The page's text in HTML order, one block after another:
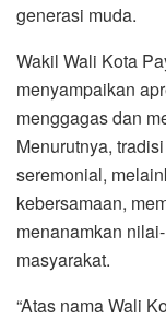
generasi muda.
Wakil Wali Kota
menyampaikan
menggagas dan
Menurutnya,
seremonial,
kebersamaan,
menanamkan
masyarakat.
“Atas nama Wali